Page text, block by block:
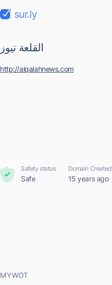
sur.ly
القلعة نيوز
http://alqalahnews.com
Safety status
Safe
Domain Created
15 years ago
MYWOT